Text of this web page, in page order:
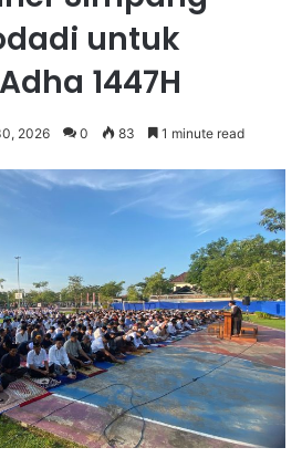
untuk
1447H
2026 0 83 1 minute read